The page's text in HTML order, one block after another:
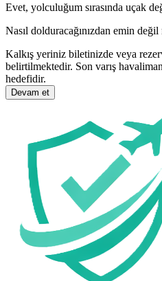
Evet, yolculuğum sırasında uçak
Nasıl dolduracağınızdan emin
Kalkış yeriniz biletinizde veya
belirtilmektedir. Son varış
hedefidir.
Devam et